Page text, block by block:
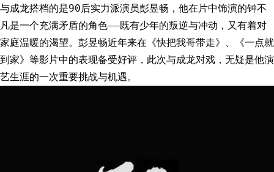
与成龙搭档的是90后实力派演员彭昱畅，他在片中饰演的钟不
凡是一个充满矛盾的角色——既有少年的叛逆与冲动，又有着对
家庭温暖的渴望。彭昱畅近年来在《快把我哥带走》、《一点就
到家》等影片中的表现备受好评，此次与成龙对戏，无疑是他演
艺生涯的一次重要挑战与机遇。